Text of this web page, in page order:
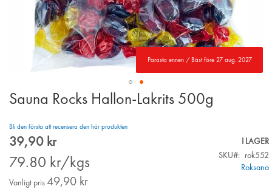
Parasta ennen / Bäst före 27 aug. 2027
Skip
of
the
images
gallery
Sauna Rocks Hallon-Lakrits 500g
Bli den första att recensera den här produkten
Special
39,90 kr
79.80 kr/kgs
Vanligt pris 49,90 kr
I LAGER
SKU
rok552
Roksana